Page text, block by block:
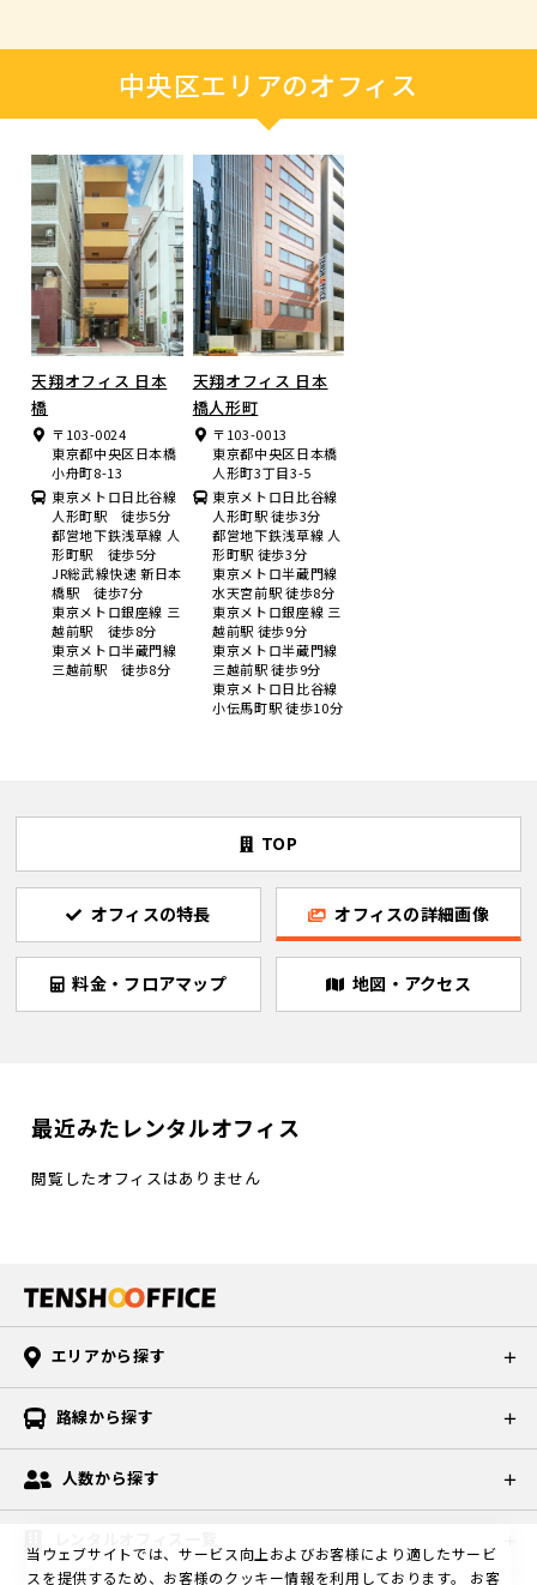
中央区エリアのオフィス
天翔オフィス 日本
橋
〒103-0024
東京都中央区日本橋
小舟町8-13
東京メトロ日比谷線
人形町駅 徒歩5分
都営地下鉄浅草線 人
形町駅 徒歩5分
JR総武線快速 新日本
橋駅 徒歩7分
東京メトロ銀座線 三
越前駅 徒歩8分
東京メトロ半蔵門線
三越前駅 徒歩8分
天翔オフィス 日本
橋人形町
〒103-0013
東京都中央区日本橋
人形町3丁目3-5
東京メトロ日比谷線
人形町駅 徒歩3分
都営地下鉄浅草線 人
形町駅 徒歩3分
東京メトロ半蔵門線
水天宮前駅 徒歩8分
東京メトロ銀座線 三
越前駅 徒歩9分
東京メトロ半蔵門線
三越前駅 徒歩9分
東京メトロ日比谷線
小伝馬町駅 徒歩10分
TOP
オフィスの特長 オフィスの詳細画像
料金・フロアマップ 地図・アクセス
最近みたレンタルオフィス
閲覧したオフィスはありません
エリアから探す
路線から探す
人数から探す
当ウェブサイトでは、サービス向上およびお客様により適したサービ
スを提供するため、お客様のクッキー情報を利用しております。
お客